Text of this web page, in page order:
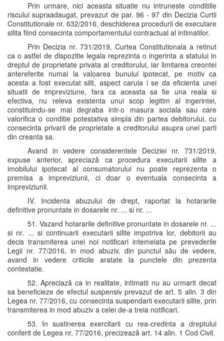
Prin urmare, nici aceasta situatie nu intruneste conditiile
riscului supraadaugat, prevazut de par. 96 - 97 din Decizia Curtii
Constitutionale nr. 632/2016, deschiderea procedurii de executare
silita fiind consecinta comportamentului contractual al intimatilor.
Prin Decizia nr. 731/2019, Curtea Constitutionala a retinut
ca o astfel de dispozitie legala reprezinta o ingerinta a statului in
dreptul de proprietate privata al creditorului, iar limitarea creontei
antereferite numai la valoarea bunului ipotecat, pe motiv ca
acesta a fost executat silit, aspect caruia i se da eficienta unei
situatii de impreviziune, fara ca aceasta sa fie una reala si
efectiva, nu releva existenta unui scop legitim al ingerintei,
constituindu-se mai degraba intr-o masura sociala sau care
valorifica o conditie potestativa simpla din partea debitorului, cu
consecinta privarii de proprietate a creditorului asupra unei parti
din creanta sa.
Avand in vedere considerentele Deciziei nr. 731/2019,
expuse anterior, apreciază ca procedura executarii silite a
imobilului ipotecat al consumatorului nu poate reprezenta o
premisa a impreviziunii, ci doar o eventuala consecinta a
impreviziunii.
IV. Incidenta abuzului de drept, raportat la hotararile
definitive pronuntate in dosarele nr. ... si nr. ...
51. Vazand hotararile definitive pronuntate in dosarele nr. ...
si nr. ... si continuarii executarii silite impotriva lor, debitorii au
decis transmiterea unei noi notificari intemeiata pe prevederile
Legii nr. 77/2016, in mod abuziv, din punctul său de vedere,
avand in vedere criticile aratate la punctele din prezenta
contestatie.
52. Apreciază ca in realitate, intimatii nu au urmarit decat
sa beneficieze de efectul suspensiv prevazut de art. 5 alin. 3 din
Legea nr. 77/2016, cu consecinta suspendarii executarii silite, prin
transmiterea in mod abuziv a celei de-a treia notificari.
53. In sustinerea exercitarii cu rea-credinta a dreptului
conferit de Legea nr. 77/2016, precizează art. 14 alin. 1 Cod Civil.